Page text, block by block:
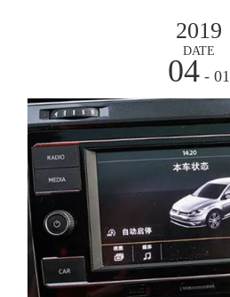
2019
DATE
04 - 01